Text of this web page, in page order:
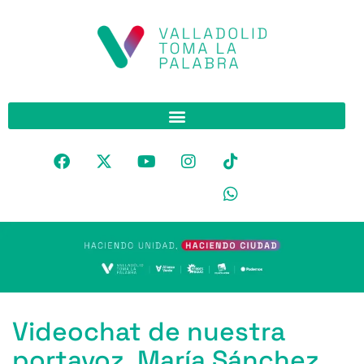
Videochat de nuestra